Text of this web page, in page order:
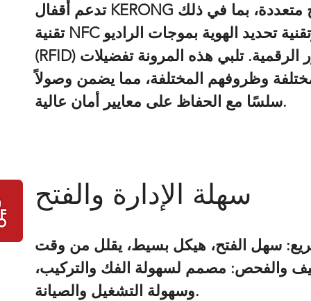
تدعم أقفال KERONG الذكية طرق فتح متعددة، بما في ذلك
تقنية NFC والبلوتوث وتقنية تحديد الهوية بموجات الراديو
(RFID) وكلمات المرور الرقمية. تلبي هذه المرونة تفضيلات
وظروفهم المختلفة، مما يضمن وصولاً
سلسًا مع الحفاظ على معايير أمان عالية.
سهلة الإدارة والفتح
سهل الفتح، هيكل بسيط، يقلل من وقت
والفحص: مصمم لسهولة الفك والتركيب،
وسهولة التشغيل والصيانة.